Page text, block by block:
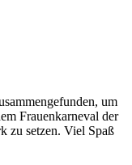
um
Frauenkarneval der
zu setzen. Viel Spaß